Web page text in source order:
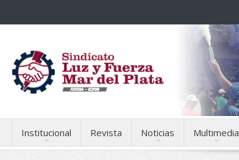
Institucional Revista Noticias Multimedia